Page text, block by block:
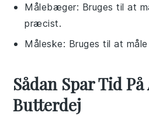
Målebæger: Bruges til at
præcist.
Måleske: Bruges til at
Sådan Spar Tid
Butterdej